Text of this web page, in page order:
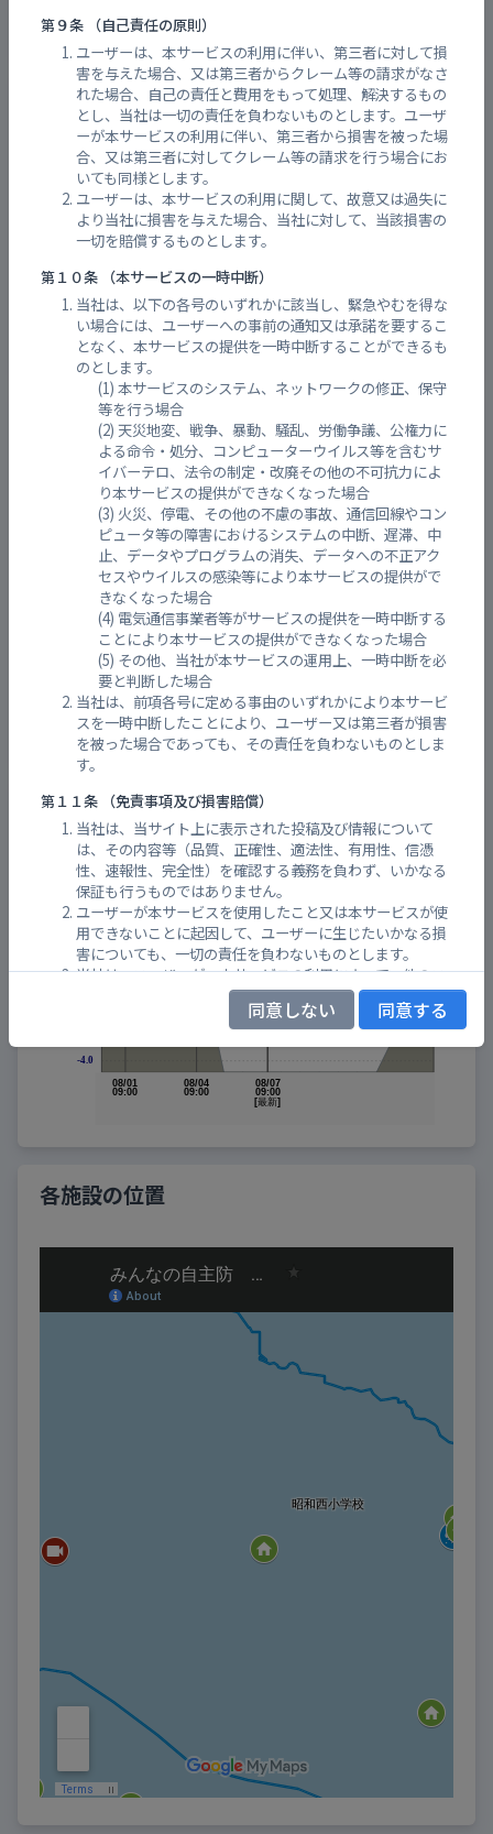
第９条 （自己責任の原則）
ユーザーは、本サービスの利用に伴い、第三者に対して損
害を与えた場合、又は第三者からクレーム等の請求がなさ
れた場合、自己の責任と費用をもって処理、解決するもの
とし、当社は一切の責任を負わないものとします。ユーザ
ーが本サービスの利用に伴い、第三者から損害を被った場
合、又は第三者に対してクレーム等の請求を行う場合にお
いても同様とします。
ユーザーは、本サービスの利用に関して、故意又は過失に
より当社に損害を与えた場合、当社に対して、当該損害の
一切を賠償するものとします。
第１０条 （本サービスの一時中断）
当社は、以下の各号のいずれかに該当し、緊急やむを得な
い場合には、ユーザーへの事前の通知又は承諾を要するこ
となく、本サービスの提供を一時中断することができるも
のとします。
本サービスのシステム、ネットワークの修正、保守
等を行う場合
天災地変、戦争、暴動、騒乱、労働争議、公権力に
よる命令・処分、コンピューターウイルス等を含むサ
イバーテロ、法令の制定・改廃その他の不可抗力によ
り本サービスの提供ができなくなった場合
火災、停電、その他の不慮の事故、通信回線やコン
ピュータ等の障害におけるシステムの中断、遅滞、中
止、データやプログラムの消失、データへの不正アク
セスやウイルスの感染等により本サービスの提供がで
きなくなった場合
電気通信事業者等がサービスの提供を一時中断する
ことにより本サービスの提供ができなくなった場合
その他、当社が本サービスの運用上、一時中断を必
要と判断した場合
当社は、前項各号に定める事由のいずれかにより本サービ
スを一時中断したことにより、ユーザー又は第三者が損害
を被った場合であっても、その責任を負わないものとしま
す。
第１１条 （免責事項及び損害賠償）
当社は、当サイト上に表示された投稿及び情報について
は、その内容等（品質、正確性、適法性、有用性、信憑
性、速報性、完全性）を確認する義務を負わず、いかなる
保証も行うものではありません。
ユーザーが本サービスを使用したこと又は本サービスが使
用できないことに起因して、ユーザーに生じたいかなる損
害についても、一切の責任を負わないものとします。
当社は、ユーザーが、本サービスの利用によって、他のユ
ーザー又は第三者に対して損害を与えた場合、当社の責に
帰する事由による場合を除き、その一切の責任を負わない
当社は、ユーザーが本規約に違反し又は本規約に関連して
当社に損害を与えた場合、当社に生じた一切の損害を当該
ユーザーに請求することができるものとします。
供されている場合でも、当社は、当サイト以外のサイト及びそ
こから得られる情報について、いかなる種類の保証も行わない
第１３条 （知的財産権の権利帰属）
本サービスに関する知的財産権は全て当社又は当社にライ
センスを許諾している者に帰属しており、本規約に基づく
本サービスの利用許諾は、本サービスに関する当社又は当
社にライセンスを許諾している者の知的財産権の譲渡又は
使用許諾を意味するものではありません。
当サイトで公開しているコンテンツに関する著作権等の知
的財産権その他の一切の権利は、当社又はコンテンツの正
当な権利者に帰属します。当社は、ユーザーに対し、これ
コンテンツの利用又はコンテンツの権利を侵害したことに
よって当社又は第三者に損害を与えた場合、これを賠償す
る責任を負うものとします。
します。
第１５条 （ＡＰＩの利用）
ユーザーは、本サービスを利用することにより、ＡＰＩを
連携サービス事業者が利用することに同意したものとしま
す。
ユーザーは、自己の責任において外部サービスを利用する
同意しない 同意する
総頭川
呉地 二河川 水位
2026/08/08 05:10 時点
二河川（栄橋） 水位
2026/08/07 09:00 時点
各施設の位置